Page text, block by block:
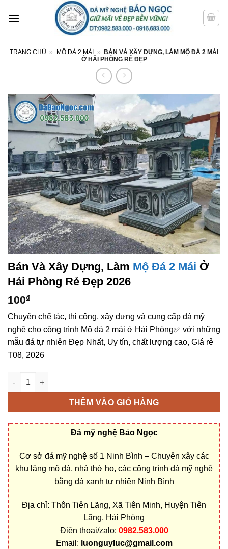
qua
TRANG CHỦ » MỘ ĐÁ 2 MÁI »
BÁN VÀ XÂY DỰNG, LÀM MỘ ĐÁ 2 MÁI
Ở HẢI PHÒNG RẺ ĐẸP
Bán Và Xây Dựng, Làm Mộ Đá 2 Mái Ở
Hải Phòng Rẻ Đẹp 2026
100₫
Chuyên chế tác, thi công, xây dựng và cung cấp đá mỹ
nghệ cho công trình Mộ đá 2 mái ở Hải Phòng✅ với những
mẫu đá tự nhiên Đẹp Nhất, Uy tín, chất lượng cao, Giá rẻ
T08, 2026
Bán và xây dựng, làm Mộ đá 2 mái ở Hải Phòng rẻ đẹp số
THÊM VÀO GIỎ HÀNG
Đá mỹ nghệ Bảo Ngọc
Cơ sở đá mỹ nghệ số 1 Ninh Bình – Chuyên xây các
khu lăng mộ đá, nhà thờ họ, các công trình đá mỹ nghệ
bằng đá xanh tự nhiên Ninh Bình
Địa chỉ: Thôn Tiên Lãng, Xã Tiên Minh, Huyện Tiên
Lãng, Hải Phòng
Điện thoại/zalo: 0982.583.000
Email: luonguyluc@gmail.com